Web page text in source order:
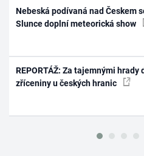
Nebeská podívaná nad Českem
Slunce doplní meteorická show
REPORTÁŽ: Za tajemnými
zříceniny u českých hranic